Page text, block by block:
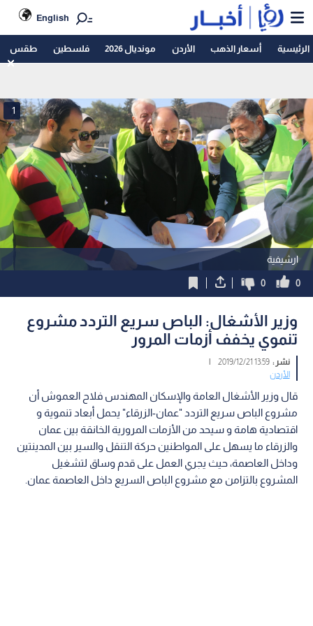
English
الرئيسية أسعار الذهب الأردن مونديال 2026 فلسطين طقس
ارشيفية
1
0
0
وزير الأشغال: الباص سريع التردد مشروع
تنموي يخفف أزمات المرور
نشر :13:59 2019/12/21
|
الأردن
قال وزير الأشغال العامة والإسكان المهندس فلاح العموش أن
مشروع الباص سريع التردد "عمان-الزرقاء" يحمل أبعاد تنموية و
اقتصادية هامة و سيحد من الأزمات المرورية الخانقة بين عمان
والزرقاء ما يسهل على المواطنين حركة التنقل والسير بين المدينتين
وداخل العاصمة، حيث يجري العمل على قدم وساق لتشغيل
المشروع بالتزامن مع مشروع الباص السريع داخل العاصمة عمان.